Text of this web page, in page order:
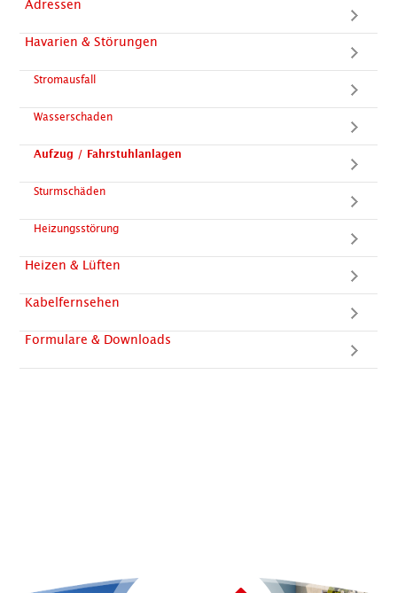
Adressen
Havarien & Störungen
Stromausfall
Wasserschaden
Aufzug / Fahrstuhlanlagen
Sturmschäden
Heizungsstörung
Heizen & Lüften
Kabelfernsehen
Formulare & Downloads